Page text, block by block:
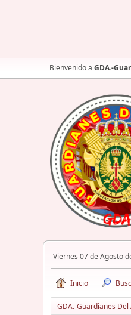
Bienvenido a GDA.-
Viernes 07 de Agosto
Inicio
GDA.-Guardianes